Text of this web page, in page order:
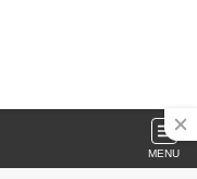
MENU